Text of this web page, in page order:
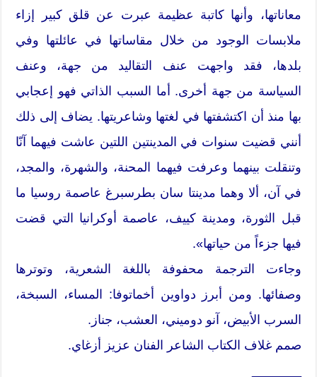
معاناتها، وأنها كاتبة عظيمة عبرت عن قلق كبير إزاء
ملابسات الوجود من خلال مقاساتها في عائلتها وفي
بلدها، فقد واجهت عنف التقاليد من جهة، وعنف
السياسة من جهة أخرى. أما السبب الذاتي فهو إعجابي
بها منذ أن اكتشفتها في لغتها وشاعريتها. يضاف إلى ذلك
أنني قضيت سنوات في المدينتين اللتين عاشت فيهما آنّا
وتنقلت بينهما وعرفت فيهما المحنة، والشهرة، والمجد،
في آن، ألا وهما مدينتا سان بطرسبرغ عاصمة روسيا ما
قبل الثورة، ومدينة كييف، عاصمة أوكرانيا التي قضت
فيها جزءاً من حياتها».
وجاءت الترجمة محفوفة باللغة الشعرية، وتوترها
وصفائها. ومن أبرز دواوين أخماتوفا: المساء، السبخة،
السرب الأبيض، آنو دوميني، العشب، جناز.
صمم غلاف الكتاب الشاعر الفنان عزيز أزغاي.